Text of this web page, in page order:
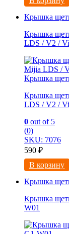
Крышка
Крышка
LDS / V2 /
Крышка
Крышка
LDS / V2 /
0 out of 5
(0)
SKU: 7076
590 ₽
В корзину
Крышка
Крышка
W01